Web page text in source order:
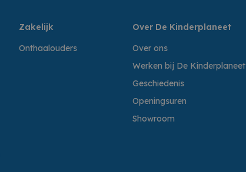
Zakelijk
Onthaalouders
Over De Kinderplaneet
Over ons
Werken bij De Kinderplaneet
Geschiedenis
Openingsuren
Showroom